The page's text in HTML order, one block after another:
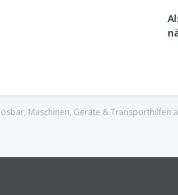
Maschinen, Geräte & Transporthilfen